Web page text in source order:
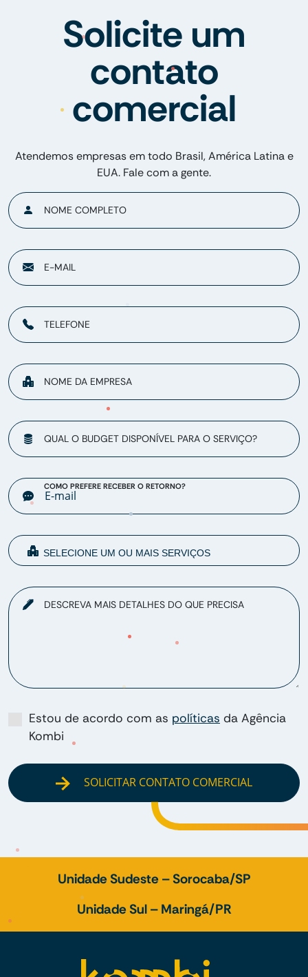
Solicite um
contato
comercial
Atendemos empresas em todo Brasil, América Latina e
EUA. Fale com a gente.
NOME COMPLETO
E-MAIL
TELEFONE
NOME DA EMPRESA
QUAL O BUDGET DISPONÍVEL PARA O SERVIÇO?
COMO PREFERE RECEBER O RETORNO?
DESCREVA MAIS DETALHES DO QUE PRECISA
Estou de acordo com as políticas da Agência
Kombi
SOLICITAR CONTATO COMERCIAL
Unidade Sudeste – Sorocaba/SP
Unidade Sul – Maringá/PR